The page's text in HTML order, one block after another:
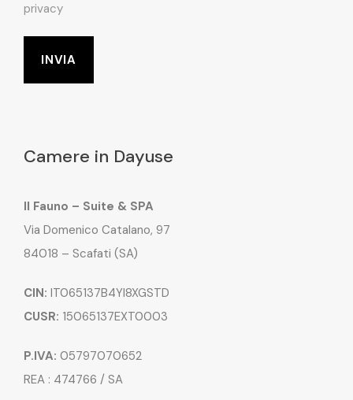
privacy
Camere in Dayuse
Il Fauno – Suite & SPA
Via Domenico Catalano, 97
84018 – Scafati (SA)
CIN: IT065137B4YI8XGSTD
CUSR: 15065137EXT0003
P.IVA: 05797070652
REA : 474766 / SA